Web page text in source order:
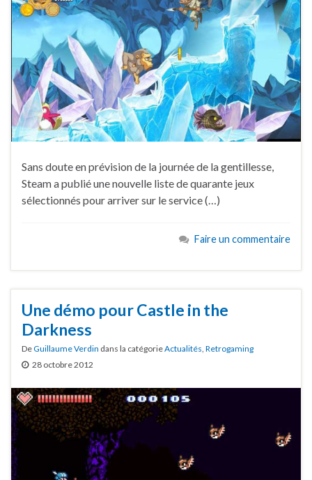
Sans doute en prévision de la journée de la gentillesse,
Steam a publié une nouvelle liste de quarante jeux
sélectionnés pour arriver sur le service (…)
Faire un commentaire
Une démo pour Castle in the
Darkness
DeGuillaume Verdin dans la catégorieActualités Retrogaming
28 octobre 2012